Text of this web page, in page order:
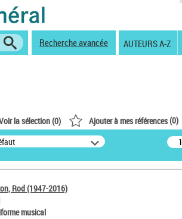
Recherche avancée AUTEURS A-Z
la sélection (0) Ajouter à mes références(0)
Rod (1947-2016)
musical